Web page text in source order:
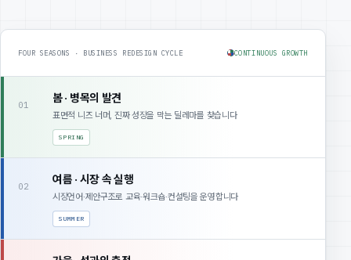
FOUR SEASONS · BUSINESS REDESIGN CYCLE CONTINUOUS GROWTH
01
봄 · 병목의 발견
표면적 니즈 너머, 진짜 성장을 막는 딜레마를 찾습니다
SPRING
02
여름 · 시장 속 실행
시장언어·제안구조로 교육·워크숍·컨설팅을 운영합니다
SUMMER